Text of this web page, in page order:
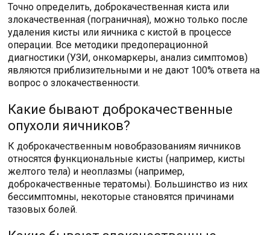
Точно определить, доброкачественная киста или
злокачественная (пограничная), можно только после
удаления кисты или яичника с кистой в процессе
операции. Все методики предоперационной
диагностики (УЗИ, онкомаркеры, анализ симптомов)
являются приблизительными и не дают 100% ответа на
вопрос о злокачественности.
Какие бывают доброкачественные
опухоли яичников?
К доброкачественным новобразованиям яичников
относятся функциональные кисты (например, кисты
желтого тела) и неоплазмы (например,
доброкачественные тератомы). Большинство из них
бессимптомны, некоторые становятся причинами
тазовых болей.